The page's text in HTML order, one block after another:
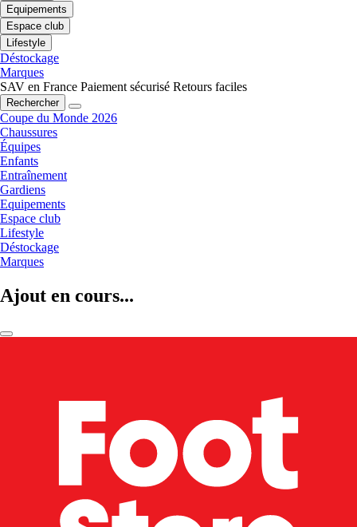
Equipements
Espace club
Lifestyle
Déstockage
Marques
SAV en France Paiement sécurisé Retours faciles
Rechercher
Coupe du Monde 2026
Chaussures
Équipes
Enfants
Entraînement
Gardiens
Equipements
Espace club
Lifestyle
Déstockage
Marques
Ajout en cours...